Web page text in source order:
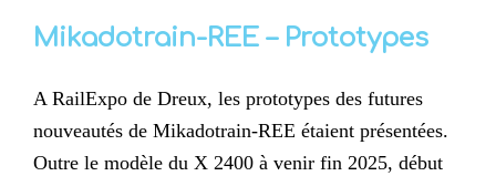
Mikadotrain-REE – Prototypes
A RailExpo de Dreux, les prototypes des futures
nouveautés de Mikadotrain-REE étaient présentées.
Outre le modèle du X 2400 à venir fin 2025, début